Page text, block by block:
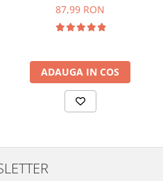
87,99 RON
ADAUGA IN COS